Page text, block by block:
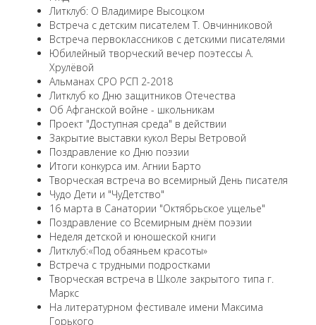
Литклуб: О Владимире Высоцком
Встреча с детским писателем Т. Овчинниковой
Встреча первоклассников с детскими писателями
Юбилейный творческий вечер поэтессы А.
Хрулёвой
Альманах СРО РСП 2-2018
Литклуб ко Дню защитников Отечества
Об Афганской войне - школьникам
Проект "Доступная среда" в действии
Закрытие выставки кукол Веры Ветровой
Поздравление ко Дню поэзии
Итоги конкурса им. Агнии Барто
Творческая встреча во всемирный День писателя
Чудо Дети и "ЧуДетство"
16 марта в Санатории "Октябрьское ущелье"
Поздравление со Всемирным днём поэзии
Неделя детской и юношеской книги
Литклуб:«Под обаяньем красоты»
Встреча с трудными подростками
Творческая встреча в Школе закрытого типа г.
Маркс
На литературном фестивале имени Максима
Горького